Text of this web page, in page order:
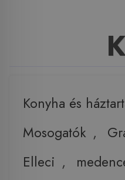
Konyha és
Mosogatók ,
Elleci ,